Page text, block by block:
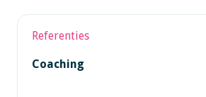
Referenties
Coaching